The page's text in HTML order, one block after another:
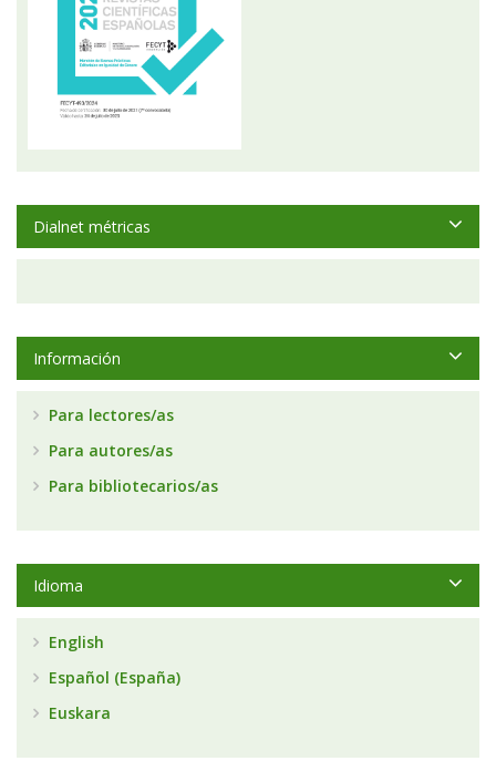
Dialnet métricas
Información
Para lectores/as
Para autores/as
Para bibliotecarios/as
Idioma
English
Español (España)
Euskara